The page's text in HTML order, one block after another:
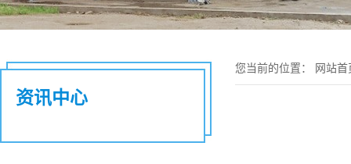
资讯中心
您当前的位置： 网站首